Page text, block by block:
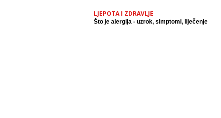
LJEPOTA I ZDRAVLJE
Što je alergija - uzrok, simptomi, liječenje